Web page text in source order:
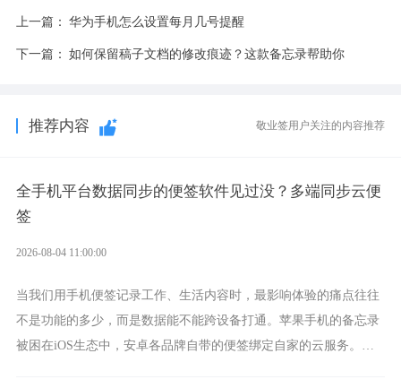
上一篇： 华为手机怎么设置每月几号提醒
下一篇： 如何保留稿子文档的修改痕迹？这款备忘录帮助你
推荐内容 敬业签用户关注的内容推荐
全手机平台数据同步的便签软件见过没？多端同步云便
签
2026-08-04 11:00:00
当我们用手机便签记录工作、生活内容时，最影响体验的痛点往往
不是功能的多少，而是数据能不能跨设备打通。苹果手机的备忘录
被困在iOS生态中，安卓各品牌自带的便签绑定自家的云服务。而